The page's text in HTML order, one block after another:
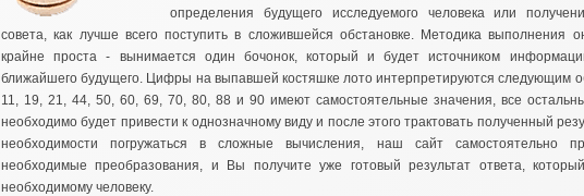
определения будущего исследуемого человека или
совета, как лучше всего поступить в сложившейся обстановке. Методика выполнения
крайне проста - вынимается один бочонок, который и будет источником
ближайшего будущего. Цифры на выпавшей костяшке лото интерпретируются следующим
11, 19, 21, 44, 50, 60, 69, 70, 80, 88 и 90 имеют самостоятельные значения, все
необходимо будет привести к однозначному виду и после этого трактовать полученный
необходимости погружаться в сложные вычисления, наш сайт самостоятельно
необходимые преобразования, и Вы получите уже готовый результат ответа,
необходимому человеку.